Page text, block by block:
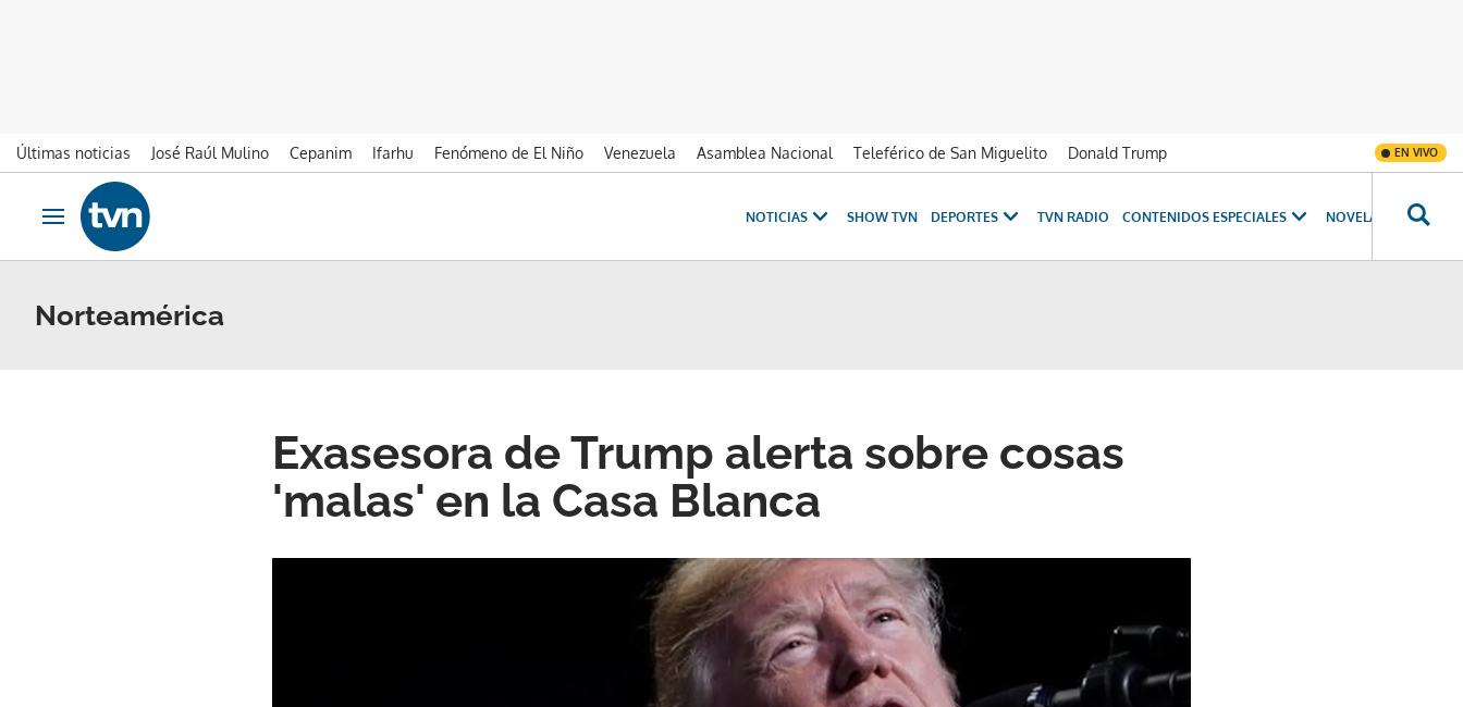
Últimas noticias José Raúl Mulino Cepanim Ifarhu Fenómeno de El Niño Venezuela Asamblea Nacional Teleférico de San Miguelito Donald Trump EN VIVO
Ir al contenido
Obrir navegació
NOTICIAS SHOW TVN DEPORTES TVN RADIO CONTENIDOS ESPECIALES NOVELAS
Norteamérica
Exasesora de Trump alerta sobre cosas
'malas' en la Casa Blanca